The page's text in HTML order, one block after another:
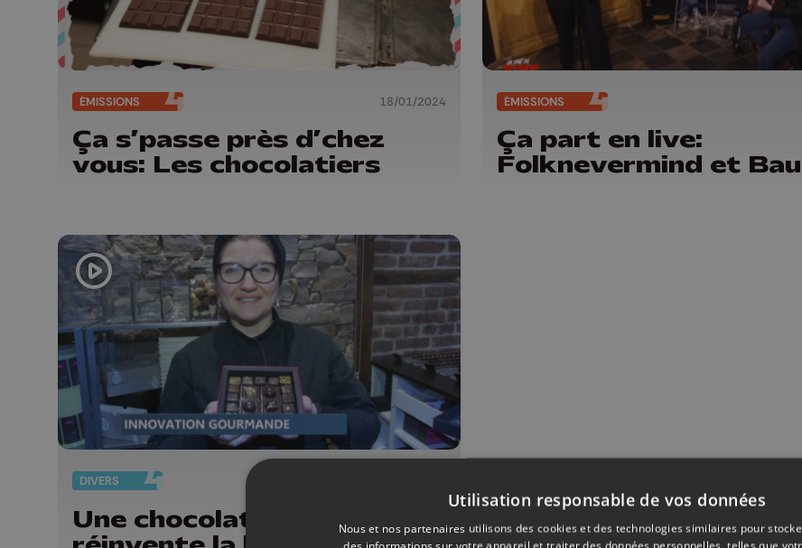
ÉMISSIONS 18/01/2024
Ça s’passe près d’chez
vous: Les chocolatiers
ÉMISSIONS
Ça part en live:
Folknevermind et
DIVERS
Une chocolatière liégeoise
Utilisation responsable de vos données
Nous et nos partenaires utilisons des cookies et des technologies similaires pour
des informations sur votre appareil et traiter des données personnelles, telles que